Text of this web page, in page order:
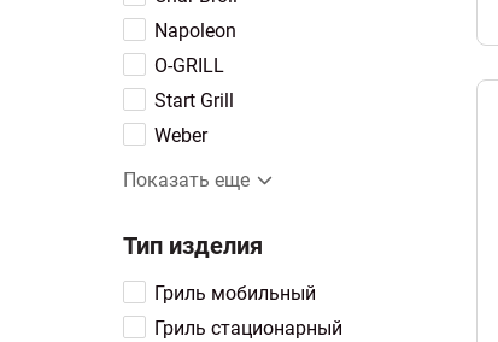
Napoleon
O-GRILL
Start Grill
Weber
BELLAGIO
PRIMELINER
Broil King
Показать еще
Тип изделия
Гриль мобильный
Гриль стационарный